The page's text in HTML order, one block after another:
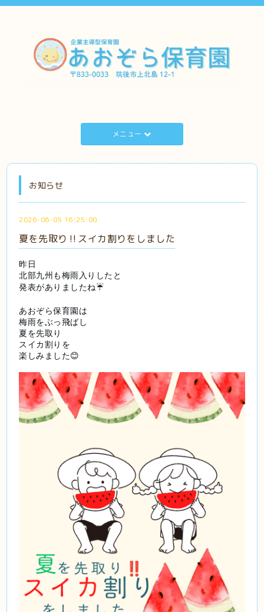
メニュー
お知らせ
2026-06-05 16:25:00
夏を先取り‼スイカ割りをしました
昨日
北部九州も梅雨入りしたと
発表がありましたね☔️
あおぞら保育園は
梅雨をぶっ飛ばし
夏を先取り
スイカ割りを
楽しみました😊